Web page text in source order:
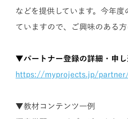
などを提供しています。今年
ていますので、ご興味のある方
▼パートナー登録の詳細・申し
https://myprojects.jp/
▼教材コンテンツ一例